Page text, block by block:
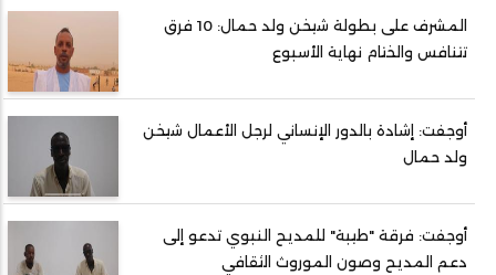
المشرف على بطولة شيخن ولد حمال: 10 فرق
تتنافس والختام نهاية الأسبوع
أوجفت: إشادة بالدور الإنساني لرجل الأعمال شيخن
ولد حمال
أوجفت: فرقة "طيبة" للمديح النبوي تدعو إلى
دعم المديح وصون الموروث الثقافي